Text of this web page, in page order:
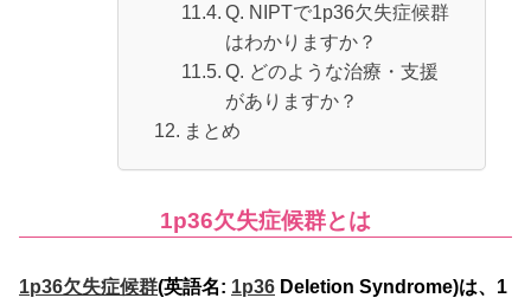
Q. NIPTで1p36欠失症候群
はわかりますか？
Q. どのような治療・支援
がありますか？
まとめ
1p36欠失症候群とは
1p36欠失症候群(英語名: 1p36 Deletion Syndrome)は、1